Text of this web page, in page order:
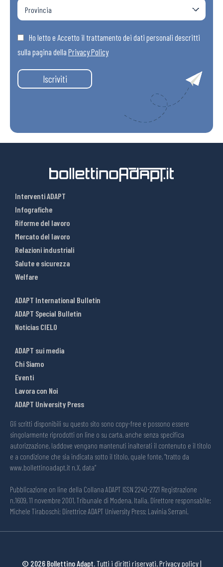
Ho letto e Accetto il trattamento dei dati personali descritti
sulla pagina della Privacy Policy
Iscriviti
Interventi ADAPT
Infografiche
Riforme del lavoro
Mercato del lavoro
Relazioni industriali
Salute e sicurezza
Welfare
ADAPT International Bulletin
ADAPT Special Bulletin
Noticias CIELO
ADAPT sui media
Chi Siamo
Eventi
Lavora con Noi
ADAPT University Press
Gli scritti disponibili su questo sito sono copy-free e possono essere
singolarmente riprodotti on line o su carta, anche senza specifica
autorizzazione, laddove vengano mantenuti inalterati il contenuto e il titolo
e a condizione che sia indicata sotto il titolo, quale fonte, “tratto da
www.bollettinoadapt.it n.X, data“
Pubblicazione on line della Collana ADAPT ISSN 2240-2721 Registrazione
n.1609, 11 novembre 2001, Tribunale di Modena, Italia. Direttore responsabile:
Michele Tiraboschi; Direttrice ADAPT University Press: Lavinia Serrani.
© 2026 Bollettino Adapt.Tutti i diritti riservati.Privacy policy|